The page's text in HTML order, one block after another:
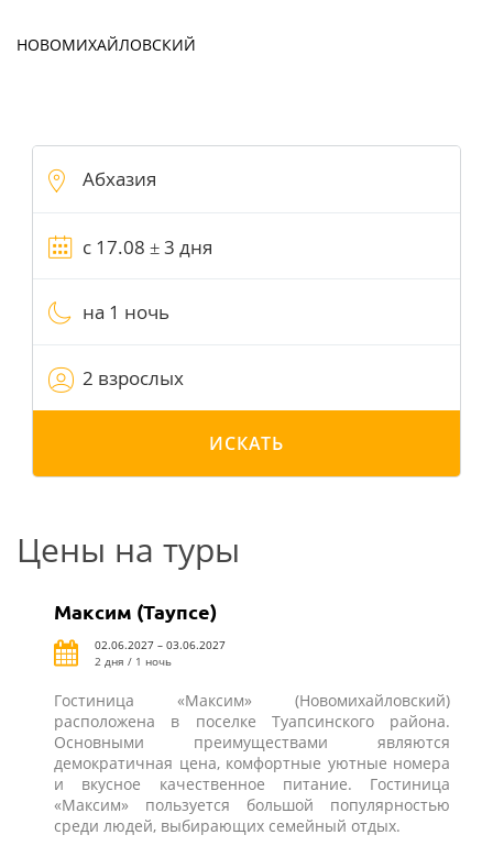
НОВОМИХАЙЛОВСКИЙ
на 1 ночь
2 взрослых
ИСКАТЬ
Цены на туры
Максим (Таупсе)
02.06.2027 – 03.06.2027
2 дня / 1 ночь
Гостиница «Максим» (Новомихайловский)
расположена в поселке Туапсинского района.
Основными преимуществами являются
демократичная цена, комфортные уютные номера
и вкусное качественное питание. Гостиница
«Максим» пользуется большой популярностью
среди людей, выбирающих семейный отдых.